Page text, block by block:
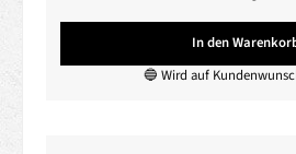
In den
🔵 Wird auf